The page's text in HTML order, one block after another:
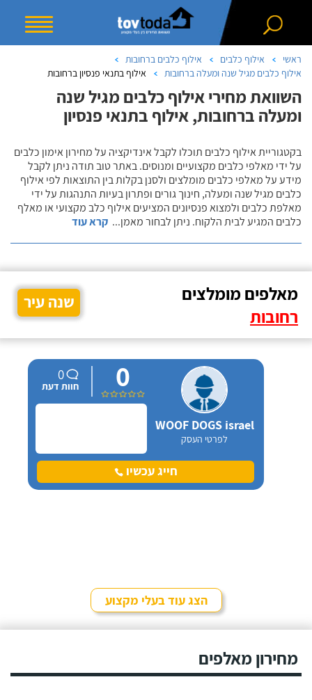
ראשי אילוף כלבים
אילוף כלבים ברחובות
אילוף כלבים מגיל שנה ומעלה ברחובות
אילוף בתנאי פנסיון ברחובות
השוואת מחירי אילוף כלבים מגיל שנה
ומעלה ברחובות, אילוף בתנאי פנסיון
בקטגוריית אילוף כלבים תוכלו לקבל אינדיקציה על מחירון אימון כלבים
על ידי מאלפי כלבים מקצועיים ומנוסים. באתר טוב תודה ניתן לקבל
מידע על מאלפי כלבים מומלצים ולסנן בקלות בין התוצאות לפי אילוף
כלבים מגיל שנה ומעלה, חינוך גורים ופתרון בעיות התנהגות על ידי
מאלפת כלבים ולמצוא פנסיונים המציעים אילוף כלב מקצועי או מאלף
כלבים המגיע לבית הלקוח. ניתן לבחור מאמן... קרא עוד
מאלפים מומלצים
רחובות
שנה עיר
WOOF DOGS israel
לפרטי העסק
0
0
חוות דעת
חייג עכשיו
הצג עוד בעלי מקצוע
מחירון מאלפים